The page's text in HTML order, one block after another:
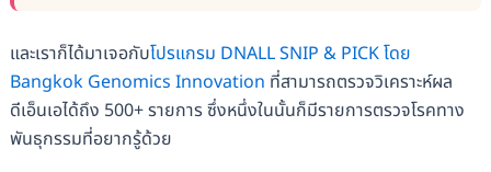
และเราก็ได้มาเจอกับโปรแกรม DNALL SNIP & PICK โดย
Bangkok Genomics Innovation ที่สามารถตรวจวิเคราะห์ผล
ดีเอ็นเอได้ถึง 500+ รายการ ซึ่งหนึ่งในนั้นก็มีรายการตรวจโรคทาง
พันธุกรรมที่อยากรู้ด้วย